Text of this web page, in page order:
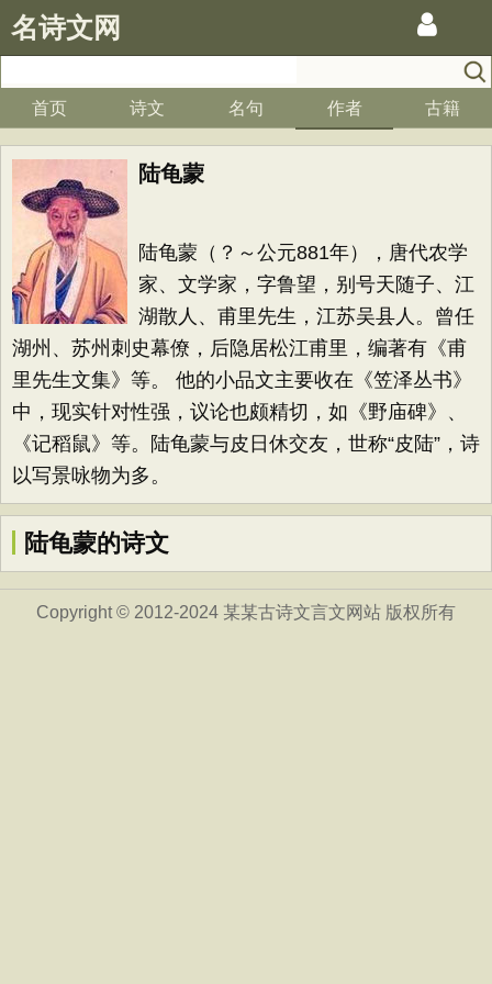
名诗文网
首页 诗文 名句 作者 古籍
陆龟蒙
陆龟蒙（？～公元881年），唐代农学
家、文学家，字鲁望，别号天随子、江
湖散人、甫里先生，江苏吴县人。曾任
湖州、苏州刺史幕僚，后隐居松江甫里，编著有《甫
里先生文集》等。 他的小品文主要收在《笠泽丛书》
中，现实针对性强，议论也颇精切，如《野庙碑》、
《记稻鼠》等。陆龟蒙与皮日休交友，世称“皮陆”，诗
以写景咏物为多。
陆龟蒙的诗文
Copyright © 2012-2024 某某古诗文言文网站 版权所有